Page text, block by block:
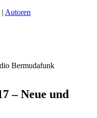
| Autoren
– Neue und